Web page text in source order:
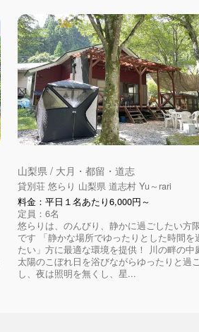
山梨県 / 大月・都留・道志
貸別荘 悠らり 山梨県 道志村 Yu～rari
料金：平日１名あたり6,000円～
定員：6名
悠らりは、のんびり、静かに過ごしたい方
です 「静かな場所でゆったりとした時間を
たい」方に最適な環境を提供！ 川の畔の中
太陽のこぼれ日を浴びながらゆったりと過
し、夜は照明を無くし、星...